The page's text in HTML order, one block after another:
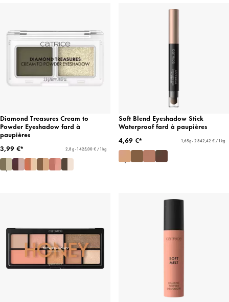
Diamond Treasures Cream to
Powder Eyeshadow fard à
paupières
3,99 €*
2,8 g - 1 425,00 € / 1 kg
Soft Blend Eyeshadow Stick
Waterproof fard à paupières
4,69 €*
1,65 g - 2 842,42 € / 1 kg